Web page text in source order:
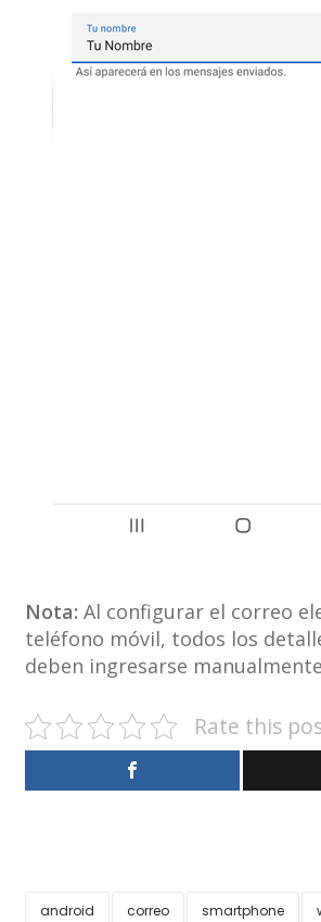
Nota: Al configurar el correo
teléfono móvil, todos los
deben ingresarse
Rate this
android correo smartphone